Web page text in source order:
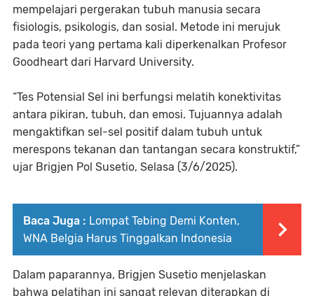
mempelajari pergerakan tubuh manusia secara
fisiologis, psikologis, dan sosial. Metode ini merujuk
pada teori yang pertama kali diperkenalkan Profesor
Goodheart dari Harvard University.
“Tes Potensial Sel ini berfungsi melatih konektivitas
antara pikiran, tubuh, dan emosi. Tujuannya adalah
mengaktifkan sel-sel positif dalam tubuh untuk
merespons tekanan dan tantangan secara konstruktif,”
ujar Brigjen Pol Susetio, Selasa (3/6/2025).
Baca Juga : Lompat Tebing Demi Konten,
WNA Belgia Harus Tinggalkan Indonesia
Dalam paparannya, Brigjen Susetio menjelaskan
bahwa pelatihan ini sangat relevan diterapkan di